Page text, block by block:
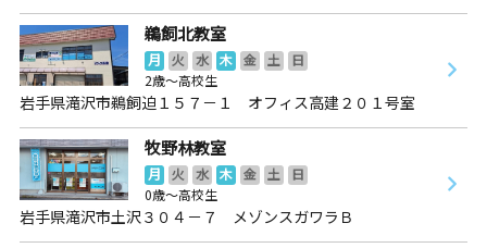
鵜飼北教室
月 火 水 木 金 土
日
2歳～高校生
岩手県滝沢市鵜飼迫１５７－１ オフィス高建２０１号室
牧野林教室
月 火 水 木 金 土
日
0歳～高校生
岩手県滝沢市土沢３０４－７ メゾンスガワラＢ